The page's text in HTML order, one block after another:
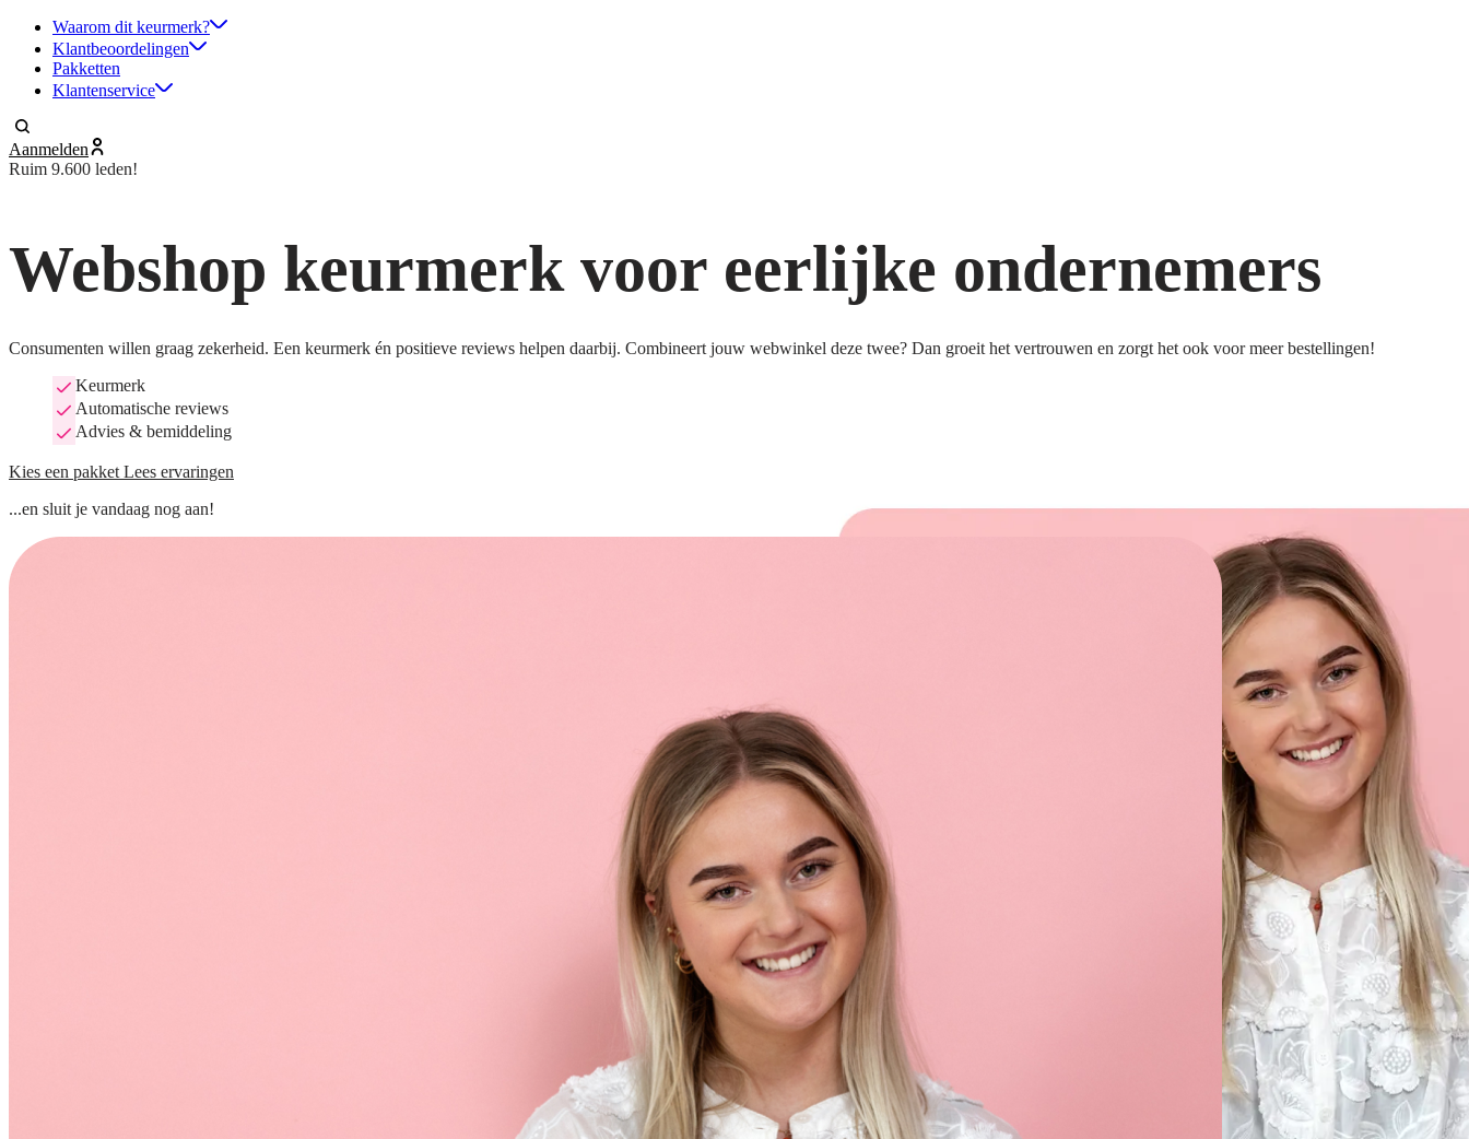
Waarom dit keurmerk?
Klantbeoordelingen
Pakketten
Klantenservice
Aanmelden
Ruim 9.600 leden!
Webshop keurmerk voor eerlijke ondernemers
Consumenten willen graag zekerheid. Een keurmerk én positieve reviews helpen daarbij. Combineert jouw webwinkel deze twee? Dan groeit het vertrouwen en zorgt het ook voor meer bestellingen!
Keurmerk
Automatische reviews
Advies & bemiddeling
Kies een pakket Lees ervaringen
...en sluit je vandaag nog aan!